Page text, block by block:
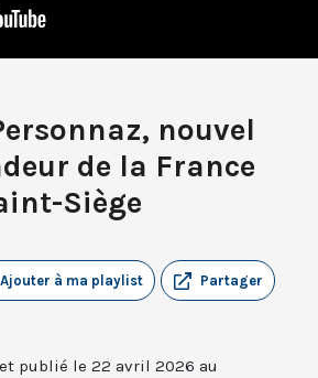
nouvel
de la France
Siège
Partager
Ajouter à ma playlist
publié le 22 avril 2026 au